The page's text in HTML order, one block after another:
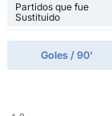
Partidos que fue
Sustituido
Goles / 90'